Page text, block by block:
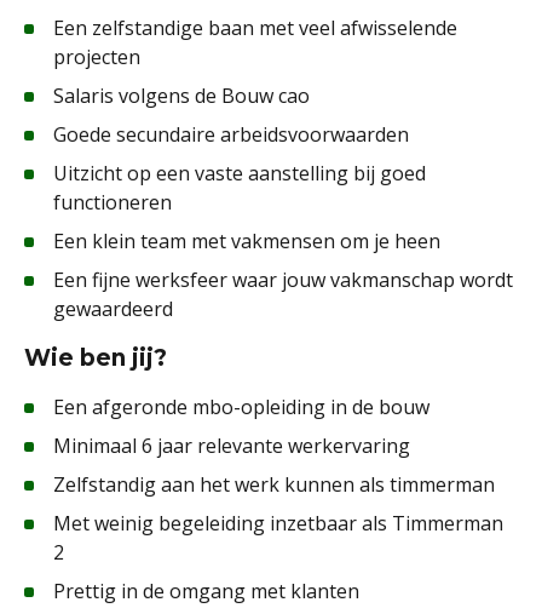
Een zelfstandige baan met veel afwisselende
projecten
Salaris volgens de Bouw cao
Goede secundaire arbeidsvoorwaarden
Uitzicht op een vaste aanstelling bij goed
functioneren
Een klein team met vakmensen om je heen
Een fijne werksfeer waar jouw vakmanschap wordt
gewaardeerd
Wie ben jij?
Een afgeronde mbo-opleiding in de bouw
Minimaal 6 jaar relevante werkervaring
Zelfstandig aan het werk kunnen als timmerman
Met weinig begeleiding inzetbaar als Timmerman
2
Prettig in de omgang met klanten